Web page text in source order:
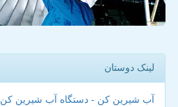
لینک دوستان
آب شیرین کن - دستگاه آب شیرین کن